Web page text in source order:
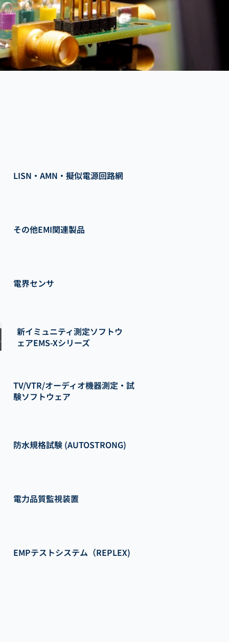
LISN・AMN・擬似電源回路網
その他EMI関連製品
電界センサ
新イミュニティ測定ソフトウ
ェアEMS-Xシリーズ
TV/VTR/オーディオ機器測定・試
験ソフトウェア
防水規格試験 (AUTOSTRONG)
電力品質監視装置
EMPテストシステム（REPLEX)